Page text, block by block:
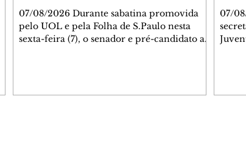
07/08/2026 Durante sabatina promovida
pelo UOL e pela Folha de S.Paulo nesta
sexta-feira (7), o senador e pré-candidato ao
07/